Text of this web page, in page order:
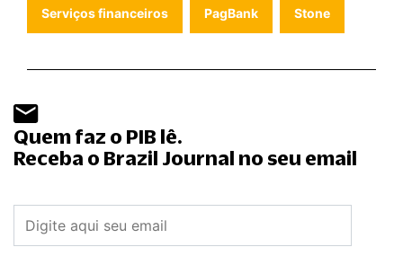
Serviços financeiros PagBank Stone
Quem faz o PIB lê.
Receba o Brazil Journal no seu email